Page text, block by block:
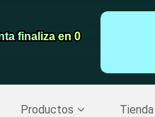
finaliza en 0
finaliza en 0
Productos Tienda
seguridad del iPhone >>